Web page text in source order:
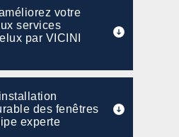
votre
services
par VICINI
des fenêtres
experte